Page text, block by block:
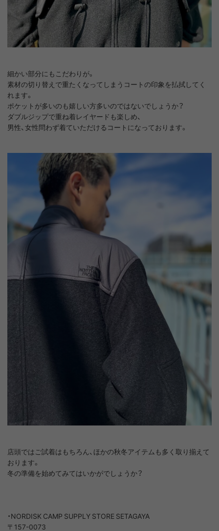
細かい部分にもこだわりが。
素材の切り替えで重たくなってしまうコートの印象を払拭してく
れます。
ポケットが多いのも嬉しい方多いのではないでしょうか？
ダブルジップで重ね着レイヤードも楽しめ、
男性、女性問わず着ていただけるコートになっております。
店頭ではご試着はもちろん、ほかの秋冬アイテムも多く取り揃えて
おります。
冬の準備を始めてみてはいかがでしょうか？
・NORDISK CAMP SUPPLY STORE SETAGAYA
〒157-0073